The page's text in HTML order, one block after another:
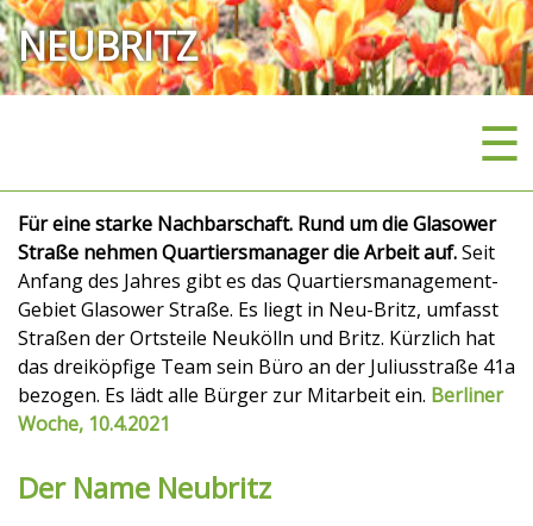
NEUBRITZ
☰
Für eine starke Nachbarschaft. Rund um die Glasower
Straße nehmen Quartiersmanager die Arbeit auf.Seit
Anfang des Jahres gibt es das Quartiersmanagement-
Gebiet Glasower Straße. Es liegt in Neu-Britz, umfasst
Straßen der Ortsteile Neukölln und Britz. Kürzlich hat
das dreiköpfige Team sein Büro an der Juliusstraße 41a
bezogen. Es lädt alle Bürger zur Mitarbeit ein. Berliner
Woche, 10.4.2021
Der Name Neubritz